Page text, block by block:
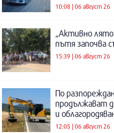
10:08 | 06 август 26
„Активно
пътя започва
15:39 | 06 август 26
По
продължават
и
12:05 | 06 август 26